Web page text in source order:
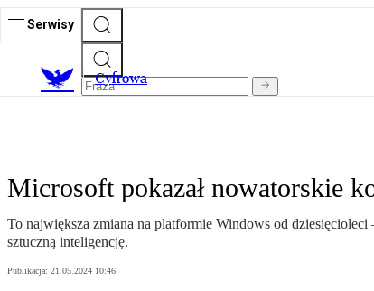
Serwisy
Cyfrowa
Microsoft pokazał nowatorskie
To największa zmiana na platformie Windows od
sztuczną inteligencję.
Publikacja: 21.05.2024 10:46